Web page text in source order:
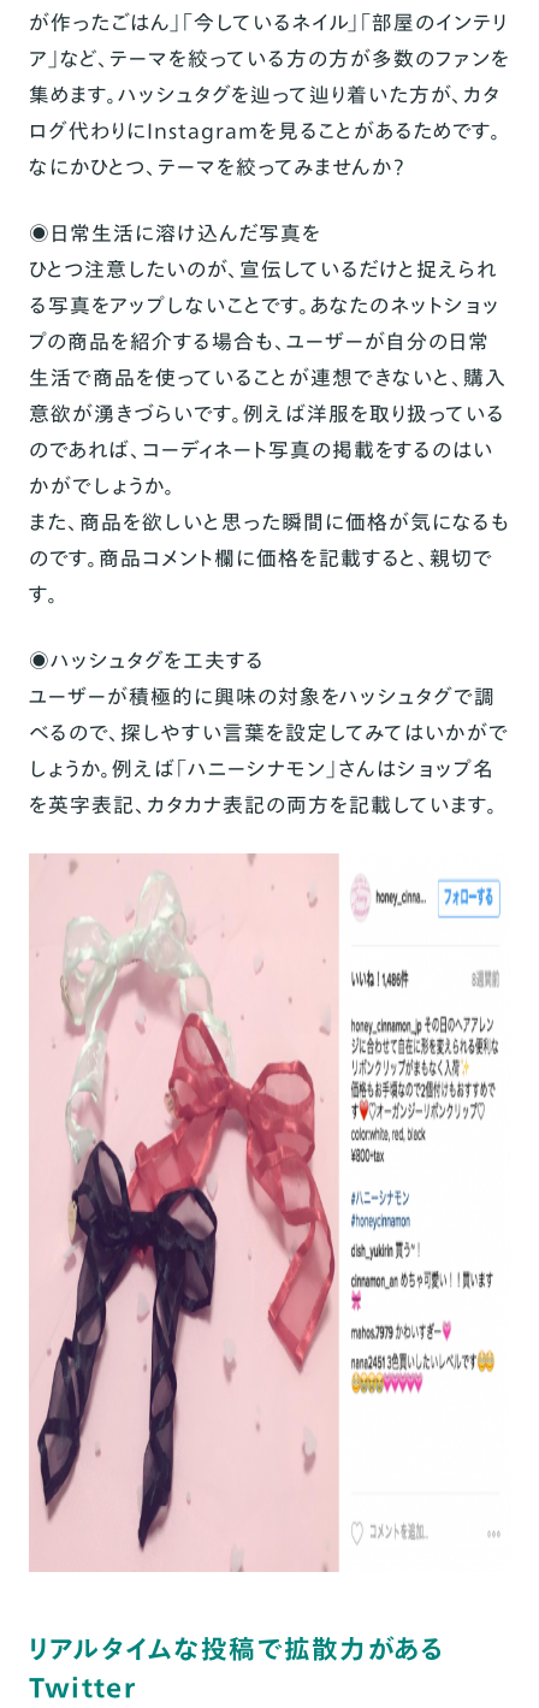
が作ったごはん」「今しているネイル」「部屋のインテリ
ア」など、テーマを絞っている方の方が多数のファンを
集めます。ハッシュタグを辿って辿り着いた方が、カタ
ログ代わりにInstagramを見ることがあるためです。
なにかひとつ、テーマを絞ってみませんか？
◉日常生活に溶け込んだ写真を
ひとつ注意したいのが、宣伝しているだけと捉えられ
る写真をアップしないことです。あなたのネットショッ
プの商品を紹介する場合も、ユーザーが自分の日常
生活で商品を使っていることが連想できないと、購入
意欲が湧きづらいです。例えば洋服を取り扱っている
のであれば、コーディネート写真の掲載をするのはい
かがでしょうか。
また、商品を欲しいと思った瞬間に価格が気になるも
のです。商品コメント欄に価格を記載すると、親切で
す。
◉ハッシュタグを工夫する
ユーザーが積極的に興味の対象をハッシュタグで調
べるので、探しやすい言葉を設定してみてはいかがで
しょうか。例えば「ハニーシナモン」さんはショップ名
を英字表記、カタカナ表記の両方を記載しています。
リアルタイムな投稿で拡散力がある
Twitter